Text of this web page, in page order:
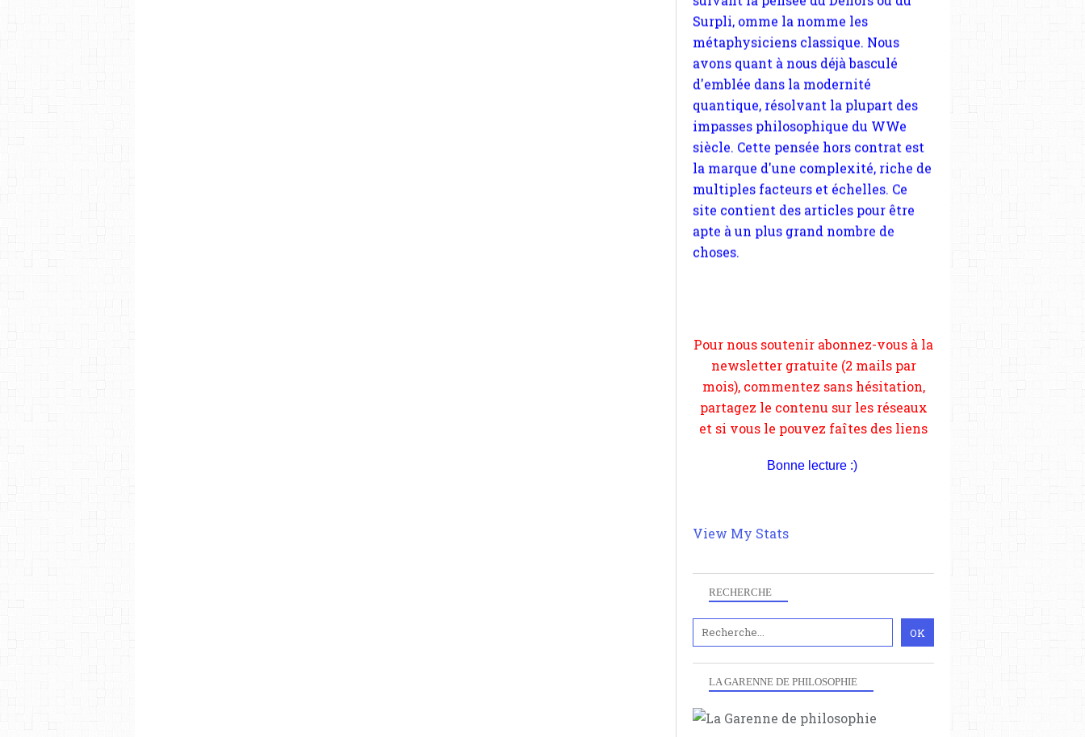
RECHERCHE
LA GARENNE DE PHILOSOPHIE
quantique, résolvant la plupart des
impasses philosophique du WWe
siècle. Cette pensée hors contrat est
la marque d'une complexité, riche de
multiples facteurs et échelles. Ce
site contient des articles pour être
apte à un plus grand nombre de
choses.
et si vous le pouvez faîtes des liens
depuis votre site.
Bonne lecture :)
View My Stats